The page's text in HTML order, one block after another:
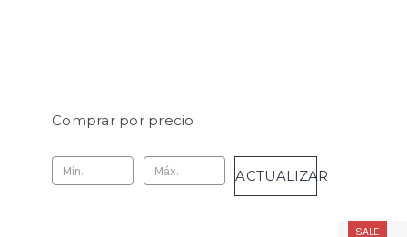
Comprar por precio
ACTUALIZAR
SALE